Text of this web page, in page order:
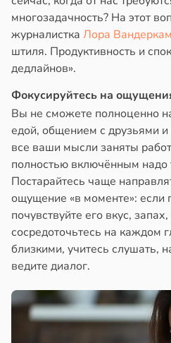
многозадачность? На этот
журналистка Лора Вандеркам
штиля. Продуктивность и
дедлайнов».
Фокусируйтесь на
Вы не сможете полноценно
едой, общением с друзьями
все ваши мысли заняты
полностью включённым надо
Постарайтесь чаще
ощущение «в моменте»: если
почувствуйте его вкус,
сосредоточьтесь на каждом
близкими, учитесь слушать,
ведите диалог.